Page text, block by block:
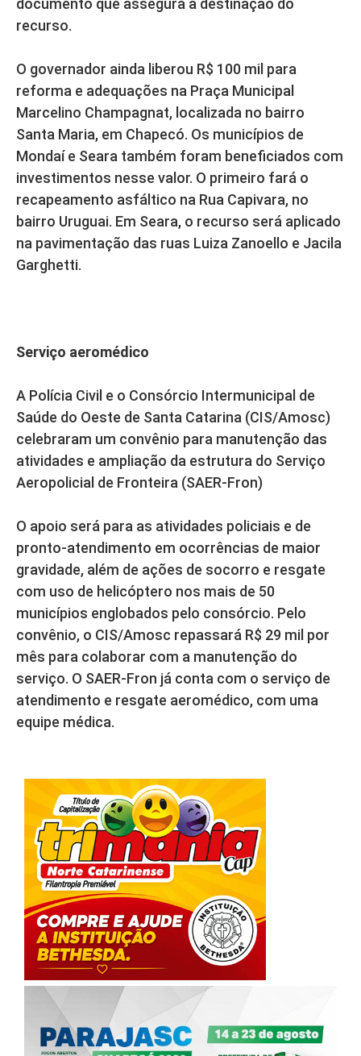
documento que assegura a destinação do
recurso.
O governador ainda liberou R$ 100 mil para
reforma e adequações na Praça Municipal
Marcelino Champagnat, localizada no bairro
Santa Maria, em Chapecó. Os municípios de
Mondaí e Seara também foram beneficiados com
investimentos nesse valor. O primeiro fará o
recapeamento asfáltico na Rua Capivara, no
bairro Uruguai. Em Seara, o recurso será aplicado
na pavimentação das ruas Luiza Zanoello e Jacila
Garghetti.
Serviço aeromédico
A Polícia Civil e o Consórcio Intermunicipal de
Saúde do Oeste de Santa Catarina (CIS/Amosc)
celebraram um convênio para manutenção das
atividades e ampliação da estrutura do Serviço
Aeropolicial de Fronteira (SAER-Fron)
O apoio será para as atividades policiais e de
pronto-atendimento em ocorrências de maior
gravidade, além de ações de socorro e resgate
com uso de helicóptero nos mais de 50
municípios englobados pelo consórcio. Pelo
convênio, o CIS/Amosc repassará R$ 29 mil por
mês para colaborar com a manutenção do
serviço. O SAER-Fron já conta com o serviço de
atendimento e resgate aeromédico, com uma
equipe médica.